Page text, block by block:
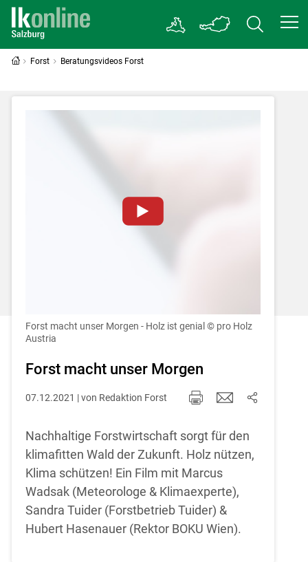
Forst Beratungsvideos Forst
Einstellungen jederzeit einsehen und
korrigieren
Forst macht unser Morgen - Holz ist genial © pro Holz
Austria
Forst macht unser Morgen
07.12.2021 | von Redaktion Forst
Nachhaltige Forstwirtschaft sorgt für den
klimafitten Wald der Zukunft. Holz nützen,
Klima schützen! Ein Film mit Marcus
Wadsak (Meteorologe & Klimaexperte),
Sandra Tuider (Forstbetrieb Tuider) &
Hubert Hasenauer (Rektor BOKU Wien).